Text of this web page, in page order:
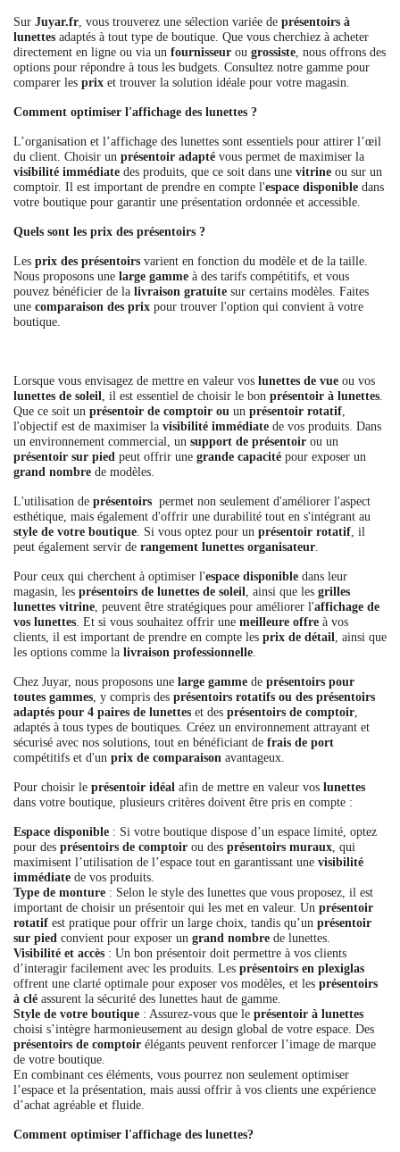
Sur Juyar.fr , vous trouverez une sélection variée de présentoirs à
lunettes adaptés à tout type de boutique. Que vous cherchiez à acheter
directement en ligne ou via un fournisseur ou grossiste , nous offrons des
options pour répondre à tous les budgets. Consultez notre gamme pour
comparer les prix et trouver la solution idéale pour votre magasin.
Comment optimiser l'affichage des lunettes ?
L’organisation et l’affichage des lunettes sont essentiels pour attirer l’œil
du client. Choisir un présentoir adapté vous permet de maximiser la
visibilité immédiate des produits, que ce soit dans une vitrine ou sur un
comptoir. Il est important de prendre en compte l'espace disponible dans
votre boutique pour garantir une présentation ordonnée et accessible.
Quels sont les prix des présentoirs ?
Les prix des présentoirs varient en fonction du modèle et de la taille.
Nous proposons une large gamme à des tarifs compétitifs, et vous
pouvez bénéficier de la livraison gratuite sur certains modèles. Faites
une comparaison des prix pour trouver l'option qui convient à votre
boutique.
Lorsque vous envisagez de mettre en valeur vos lunettes de vue ou vos
lunettes de soleil , il est essentiel de choisir le bon présentoir à lunettes
Que ce soit un présentoir de comptoir ou un présentoir rotatif
l'objectif est de maximiser la visibilité immédiate de vos produits. Dans
un environnement commercial, un support de présentoir ou un
présentoir sur pied peut offrir une grande capacité pour exposer un
grand nombre de modèles.
L'utilisation de présentoirs permet non seulement d'améliorer l'aspect
esthétique, mais également d'offrir une durabilité tout en s'intégrant au
style de votre boutique . Si vous optez pour un présentoir rotatif , il
peut également servir de rangement lunettes organisateur
Pour ceux qui cherchent à optimiser l'espace disponible dans leur
magasin, les présentoirs de lunettes de soleil , ainsi que les grilles
lunettes vitrine , peuvent être stratégiques pour améliorer l'affichage de
vos lunettes . Et si vous souhaitez offrir une meilleure offre à vos
clients, il est important de prendre en compte les prix de détail , ainsi que
les options comme la livraison professionnelle
Chez Juyar, nous proposons une large gamme de présentoirs pour
toutes gammes , y compris des présentoirs rotatifs ou des présentoirs
adaptés pour 4 paires de lunettes et des présentoirs de comptoir
adaptés à tous types de boutiques. Créez un environnement attrayant et
sécurisé avec nos solutions, tout en bénéficiant de frais de port
compétitifs et d'un prix de comparaison avantageux.
Pour choisir le présentoir idéal afin de mettre en valeur vos lunettes
dans votre boutique, plusieurs critères doivent être pris en compte :
Espace disponible : Si votre boutique dispose d’un espace limité, optez
pour des présentoirs de comptoir ou des présentoirs muraux , qui
maximisent l’utilisation de l’espace tout en garantissant une visibilité
immédiate de vos produits.
Type de monture : Selon le style des lunettes que vous proposez, il est
important de choisir un présentoir qui les met en valeur. Un présentoir
rotatif est pratique pour offrir un large choix, tandis qu’un présentoir
sur pied convient pour exposer un grand nombre de lunettes.
Visibilité et accès : Un bon présentoir doit permettre à vos clients
d’interagir facilement avec les produits. Les présentoirs en plexiglas
offrent une clarté optimale pour exposer vos modèles, et les présentoirs
à clé assurent la sécurité des lunettes haut de gamme.
Style de votre boutique : Assurez-vous que le présentoir à lunettes
choisi s’intègre harmonieusement au design global de votre espace. Des
présentoirs de comptoir élégants peuvent renforcer l’image de marque
de votre boutique.
En combinant ces éléments, vous pourrez non seulement optimiser
l’espace et la présentation, mais aussi offrir à vos clients une expérience
d’achat agréable et fluide.
Comment optimiser l'affichage des lunettes?